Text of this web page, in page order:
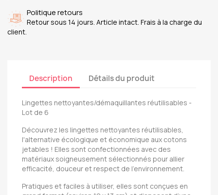
Politique retours
Retour sous 14 jours. Article intact. Frais à la charge du
client.
Description Détails du produit
Lingettes nettoyantes/démaquillantes réutilisables -
Lot de 6
Découvrez les lingettes nettoyantes réutilisables,
l'alternative écologique et économique aux cotons
jetables ! Elles sont confectionnées avec des
matériaux soigneusement sélectionnés pour allier
efficacité, douceur et respect de l'environnement.
Pratiques et faciles à utiliser, elles sont conçues en